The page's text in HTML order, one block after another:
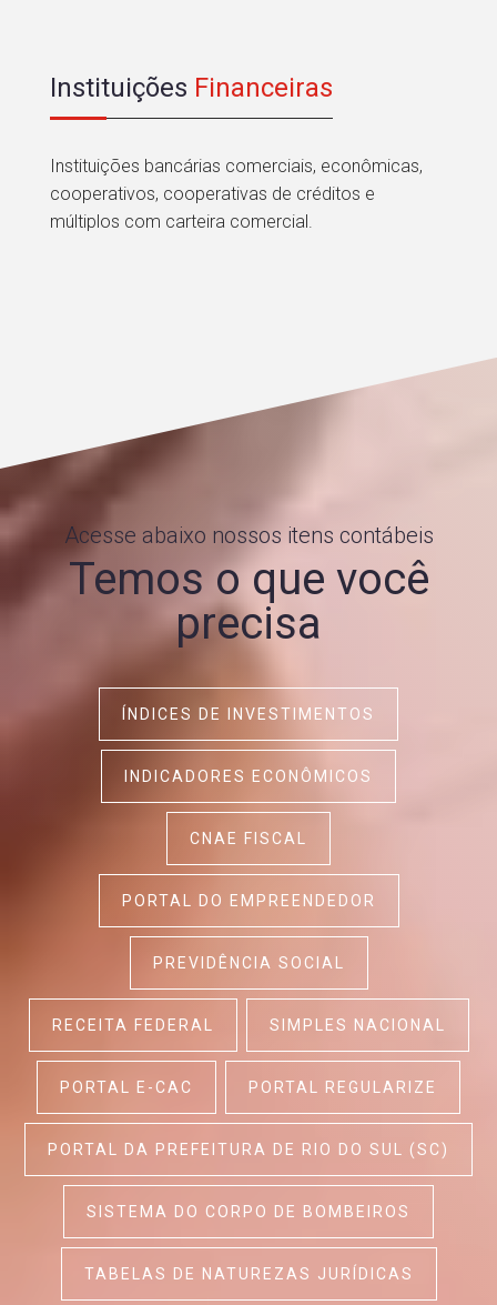
Instituições Financeiras
Instituições bancárias comerciais, econômicas,
cooperativos, cooperativas de créditos e
múltiplos com carteira comercial.
Acesse abaixo nossos itens contábeis
Temos o que você
precisa
ÍNDICES DE INVESTIMENTOS
INDICADORES ECONÔMICOS
CNAE FISCAL
PORTAL DO EMPREENDEDOR
PREVIDÊNCIA SOCIAL
RECEITA FEDERAL SIMPLES NACIONAL
PORTAL E-CAC PORTAL REGULARIZE
PORTAL DA PREFEITURA DE RIO DO SUL (SC)
SISTEMA DO CORPO DE BOMBEIROS
TABELAS DE NATUREZAS JURÍDICAS